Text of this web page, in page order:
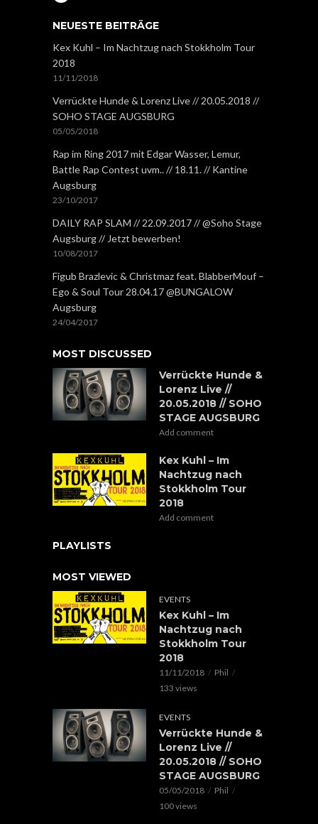
NEUESTE BEITRÄGE
Kex Kuhl – Im Nachtzug nach Stokkholm Tour
2018
11/11/2018
Verrückte Hunde & Lorenz Live // 20.05.2018 //
SOHO STAGE AUGSBURG
05/05/2018
Rap im Ring 2017 mit Edgar Wasser, Lemur,
Battle Rap Contest uvm.. // 18.11. // Kantine
Augsburg
23/10/2017
DAILY RAP SLAM // 22.09.2017 // @Soho Stage
Augsburg // Jetzt bewerben!
10/08/2017
Figub Brazlevic & Christmaz feat. BlabberMouf –
Ego & Soul Tour 28.04.17 @BUNGALOW
Augsburg
24/04/2017
MOST DISCUSSED
Verrückte Hunde &
Lorenz Live //
20.05.2018 // SOHO
STAGE AUGSBURG
Add comment
Kex Kuhl – Im
Nachtzug nach
Stokkholm Tour
2018
Add comment
PLAYLISTS
MOST VIEWED
EVENTS
Kex Kuhl – Im
Nachtzug nach
Stokkholm Tour
2018
11/11/2018
Phil
133 views
EVENTS
Verrückte Hunde &
Lorenz Live //
20.05.2018 // SOHO
STAGE AUGSBURG
05/05/2018
Phil
100 views